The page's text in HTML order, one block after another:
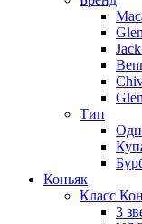
Тип
Коньяк
Класс
3